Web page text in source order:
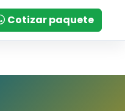
Cotizar paquete